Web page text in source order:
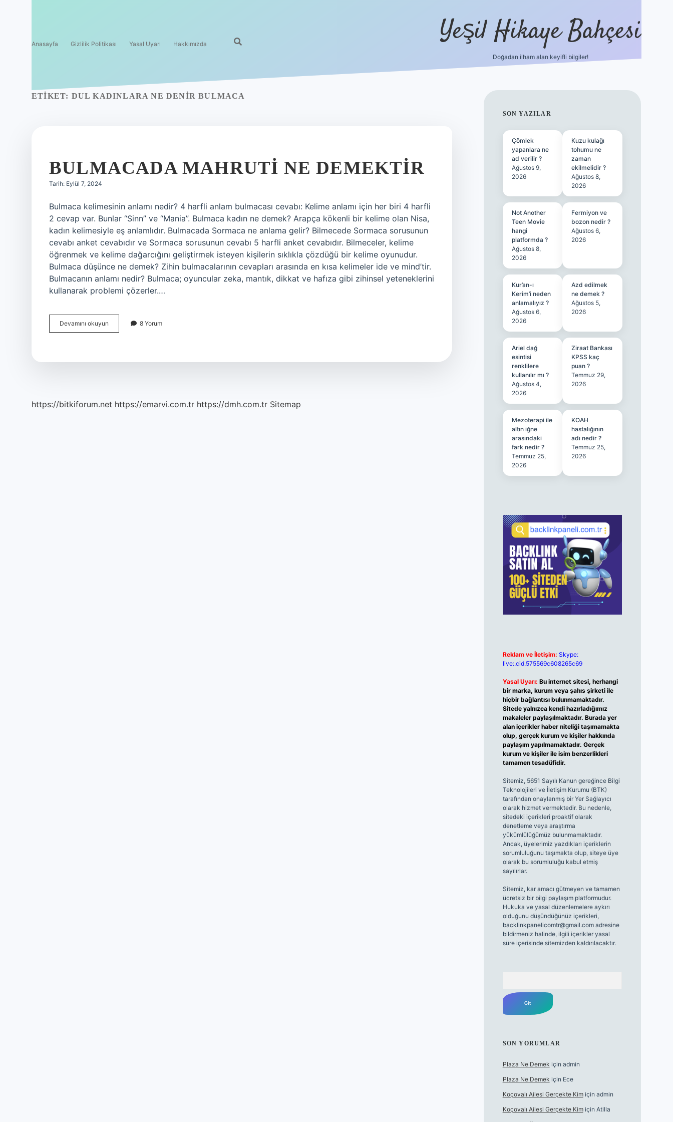
Anasayfa Gizlilik Politikası Yasal Uyarı Hakkımızda Yeşil Hikaye Bahçesi
Doğadan ilham alan keyifli bilgiler!
ETIKET: DUL KADINLARA NE DENIR BULMACA
BULMACADA MAHRUTI NE DEMEKTIR
Tarih: Eylül 7, 2024
Bulmaca kelimesinin anlamı nedir? 4 harfli anlam bulmacası cevabı: Kelime anlamı için her biri 4 harfli
2 cevap var. Bunlar “Sinn” ve “Mania”. Bulmaca kadın ne demek? Arapça kökenli bir kelime olan Nisa,
kadın kelimesiyle eş anlamlıdır. Bulmacada Sormaca ne anlama gelir? Bilmecede Sormaca sorusunun
cevabı anket cevabıdır ve Sormaca sorusunun cevabı 5 harfli anket cevabıdır. Bilmeceler, kelime
öğrenmek ve kelime dağarcığını geliştirmek isteyen kişilerin sıklıkla çözdüğü bir kelime oyunudur.
Bulmaca düşünce ne demek? Zihin bulmacalarının cevapları arasında en kısa kelimeler ide ve mind’tir.
Bulmacanın anlamı nedir? Bulmaca; oyuncular zeka, mantık, dikkat ve hafıza gibi zihinsel yeteneklerini
kullanarak problemi çözerler.…
Devamını okuyun Bulmacada
Mahruti
8 Yorum
https://bitkiforum.net https://emarvi.com.tr https://dmh.com.tr Sitemap
SIDEBAR
SON YAZILAR
Çömlek
yapanlara ne
ad verilir ?
Ağustos 9,
2026
Kuzu kulağı
tohumu ne
zaman
ekilmelidir ?
Ağustos 8,
2026
Not Another
Teen Movie
hangi
platformda ?
Ağustos 8,
2026
Fermiyon ve
bozon nedir ?
Ağustos 6,
2026
Kur’an-ı
Kerim’i neden
anlamalıyız ?
Ağustos 6,
2026
Azd edilmek
ne demek ?
Ağustos 5,
2026
Ariel dağ
esintisi
renklilere
kullanılır mı ?
Ağustos 4,
2026
Ziraat Bankası
KPSS kaç
puan ?
Temmuz 29,
2026
Mezoterapi ile
altın iğne
arasındaki
fark nedir ?
Temmuz 25,
2026
KOAH
hastalığının
adı nedir ?
Temmuz 25,
2026
Reklam ve İletişim: Skype:
live:.cid.575569c608265c69
Yasal Uyarı: Bu internet sitesi, herhangi
bir marka, kurum veya şahıs şirketi ile
hiçbir bağlantısı bulunmamaktadır.
Sitede yalnızca kendi hazırladığımız
makaleler paylaşılmaktadır. Burada yer
alan içerikler haber niteliği taşımamakta
olup, gerçek kurum ve kişiler hakkında
paylaşım yapılmamaktadır. Gerçek
kurum ve kişiler ile isim benzerlikleri
tamamen tesadüfidir.
Sitemiz, 5651 Sayılı Kanun gereğince Bilgi
Teknolojileri ve İletişim Kurumu (BTK)
tarafından onaylanmış bir Yer Sağlayıcı
olarak hizmet vermektedir. Bu nedenle,
sitedeki içerikleri proaktif olarak
denetleme veya araştırma
yükümlülüğümüz bulunmamaktadır.
Ancak, üyelerimiz yazdıkları içeriklerin
sorumluluğunu taşımakta olup, siteye üye
olarak bu sorumluluğu kabul etmiş
sayılırlar.
Sitemiz, kar amacı gütmeyen ve tamamen
ücretsiz bir bilgi paylaşım platformudur.
Hukuka ve yasal düzenlemelere aykırı
olduğunu düşündüğünüz içerikleri,
backlinkpanelicomtr@gmail.comadresine
bildirmeniz halinde, ilgili içerikler yasal
süre içerisinde sitemizden kaldırılacaktır.
SON YORUMLAR
Plaza Ne Demek için admin
Plaza Ne Demek için Ece
Koçovalı Ailesi Gerçekte Kimiçin admin
Koçovalı Ailesi Gerçekte Kimiçin Atilla
ilbet güncel giriş adresiilbet